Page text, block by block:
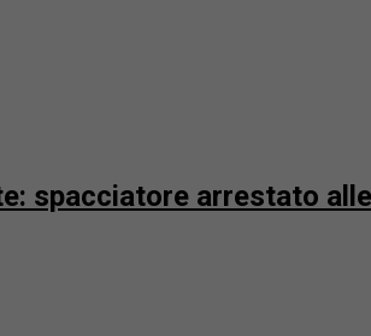
spacciatore arrestato